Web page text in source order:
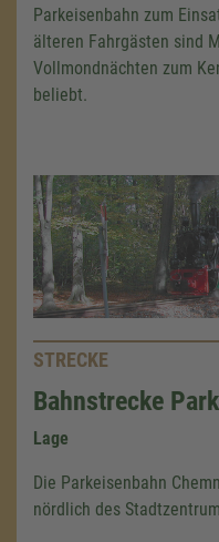
Parkeisenbahn zum
älteren Fahrgästen sind
Vollmondnächten zum
beliebt.
STRECKE
Bahnstrecke
Lage
Die Parkeisenbahn
nördlich des